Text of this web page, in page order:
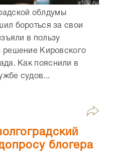
облдумы
бороться за свои
в пользу
решение Кировского
Как пояснили в
судов...
блогера